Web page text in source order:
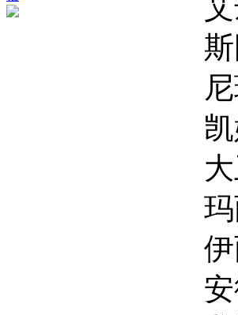
艾达·H·
斯图亚特
尼玛·纳
凯姆·怀亚
大卫·汤
玛丽娅·
伊丽莎白
安德鲁·